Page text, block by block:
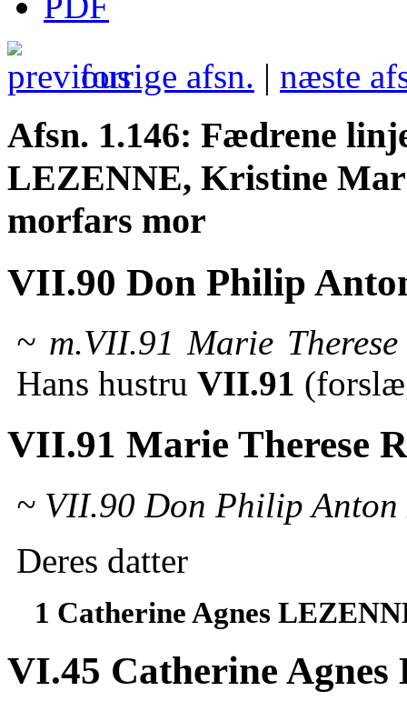
forrige afsn. | næste
Afsn. 1.146: Fædrene
LEZENNE, Kristine
morfars mor
VII.90 Don Philip
~ m.VII.91 Marie
Hans hustru VII.91
VII.91 Marie Therese
~ VII.90 Don Philip
Deres datter
1 Catherine Agnes
VI.45 Catherine